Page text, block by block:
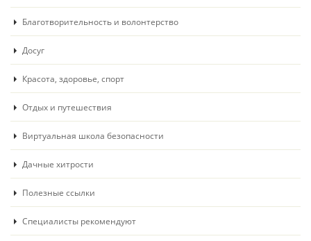
Благотворительность и волонтерство
Досуг
Красота, здоровье, спорт
Отдых и путешествия
Виртуальная школа безопасности
Дачные хитрости
Полезные ссылки
Специалисты рекомендуют